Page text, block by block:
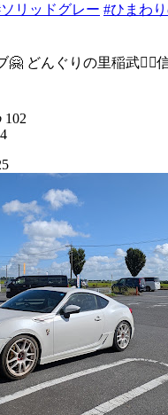
リッドグレー #ひまわ
🤗 どんぐりの里稲武☝🏻
102